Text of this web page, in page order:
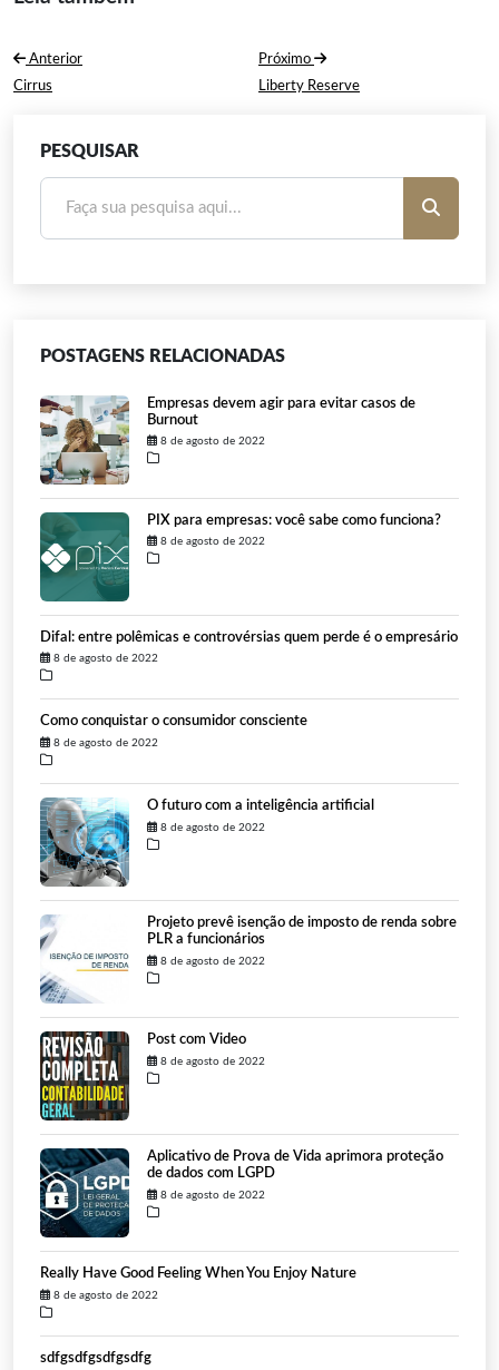
Navegação
de
Anterior
Post
Cirrus
Próximo
Próximo
Liberty Reserve
PESQUISAR
POSTAGENS RELACIONADAS
Empresas devem agir para evitar casos de
Burnout
8 de agosto de 2022
PIX para empresas: você sabe como funciona?
8 de agosto de 2022
Difal: entre polêmicas e controvérsias quem perde é o empresário
8 de agosto de 2022
Como conquistar o consumidor consciente
8 de agosto de 2022
O futuro com a inteligência artificial
8 de agosto de 2022
Projeto prevê isenção de imposto de renda sobre
PLR a funcionários
8 de agosto de 2022
Post com Video
8 de agosto de 2022
Aplicativo de Prova de Vida aprimora proteção
de dados com LGPD
8 de agosto de 2022
Really Have Good Feeling When You Enjoy Nature
8 de agosto de 2022
sdfgsdfgsdfgsdfg